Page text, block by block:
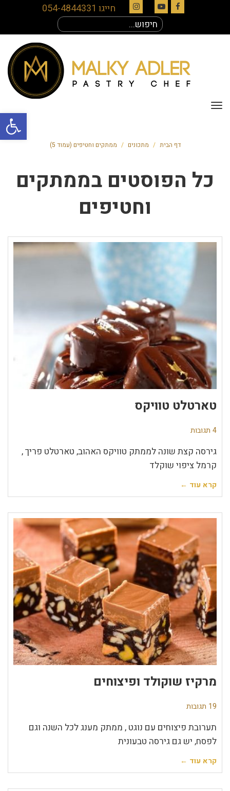
פתח
Facebook
YouTube
Instagram
חייגו 054-4844331
עבור:
תפריט
דף הבית / מתכונים / ממתקים וחטיפים (עמוד 5)
כל הפוסטים בממתקים
וחטיפים
טארטלט טוויקס
4 תגובות
גירסה קצת שונה לממתק טוויקס האהוב, טארטלט פריך ,
קרמל ציפוי שוקלד
קרא עוד ←
מרקיז שוקולד ופיצוחים
19 תגובות
תערובת פיצוחים עם נוגט , ממתק מענג לכל השנה וגם
לפסח, יש גם גירסה טבעונית
קרא עוד ←